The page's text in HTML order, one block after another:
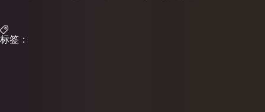
标签：